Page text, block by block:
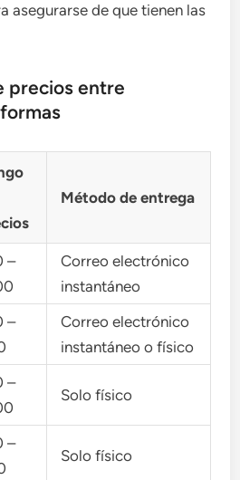
asegurarse de que tienen las
precios entre
Método de entrega
–
Correo electrónico
instantáneo
–
Correo electrónico
instantáneo o físico
–
Solo físico
–
Solo físico